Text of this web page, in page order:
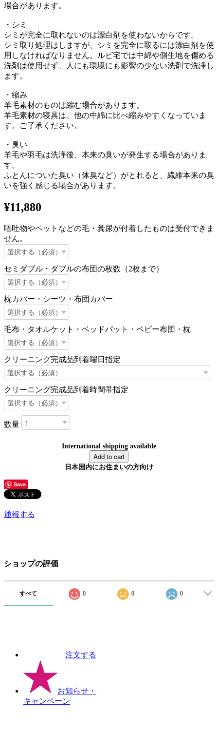
場合があります。
・シミ
シミが完全に取れないのは漂白剤を使わないからです。
シミ取り処理はしますが、シミを完全に取るには漂白剤を使
用しなければなりません。ルビ宅では中綿や側生地を傷める
洗剤は使用せず、人にも環境にも影響の少ない洗剤で洗浄し
ます。
・縮み
羊毛素材のものは縮む場合があります。
羊毛素材の寝具は、他の中綿に比べ縮みやすくなっていま
す。ご了承ください。
・臭い
羊毛や羽毛は洗浄後、本来の臭いが発生する場合がありま
す。
ふとんについた臭い（体臭など）がとれると、繊維本来の臭
いを強く感じる場合があります。
¥11,880
嘔吐物やペットなどの毛・糞尿が付着したものは受付できま
せん。
セミダブル・ダブルの布団の枚数（2枚まで）
枕カバー・シーツ・布団カバー
毛布・タオルケット・ベッドパット・ベビー布団・枕
クリーニング完成品到着曜日指定
クリーニング完成品到着時間帯指定
数量
International shipping available
Add to cart
日本国内にお住まいの方向け
Save
通報する
ショップの評価
すべて 0 0 0
注文する
お知らせ ・
キャンペーン